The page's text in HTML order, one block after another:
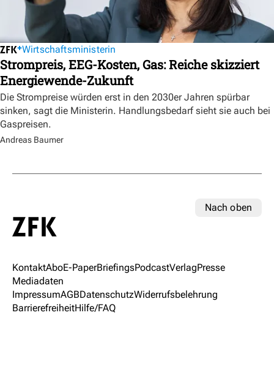
Wirtschaftsministerin
Strompreis, EEG-Kosten, Gas: Reiche skizziert
Energiewende-Zukunft
Die Strompreise würden erst in den 2030er Jahren spürbar
sinken, sagt die Ministerin. Handlungsbedarf sieht sie auch bei
Gaspreisen.
Andreas Baumer
Nach oben
KontaktAboE-PaperBriefingsPodcastVerlagPresse
Mediadaten
ImpressumAGBDatenschutzWiderrufsbelehrung
BarrierefreiheitHilfe/FAQ